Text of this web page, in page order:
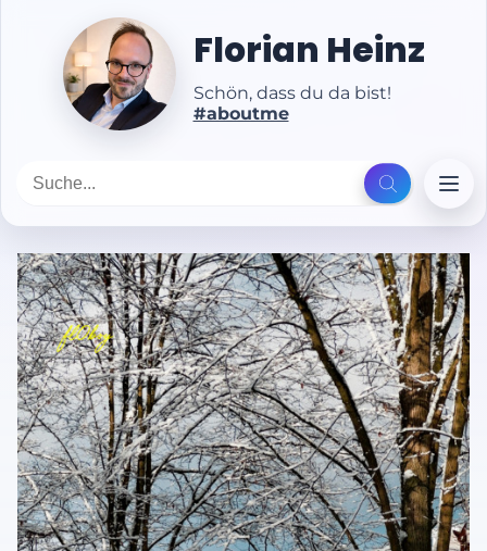
Florian Heinz
Schön, dass du da bist!
#aboutme